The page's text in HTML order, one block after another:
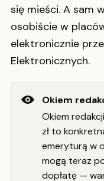
się mieści. A sam
osobiście w
elektronicznie
Elektronicznych.
Okiem
Okiem
zł to
emeryturą w
mogą teraz
dopłatę —